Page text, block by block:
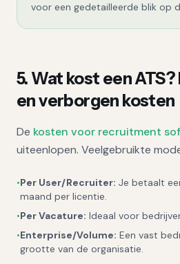
voor een gedetailleerde blik op
5. Wat kost een
en verborgen kosten
De kosten voor recruitment
uiteenlopen. Veelgebruikte
•Per User/Recruiter: Je betaalt
maand per licentie.
•Per Vacature: Ideaal voor
•Enterprise/Volume: Een vast
grootte van de organisatie.